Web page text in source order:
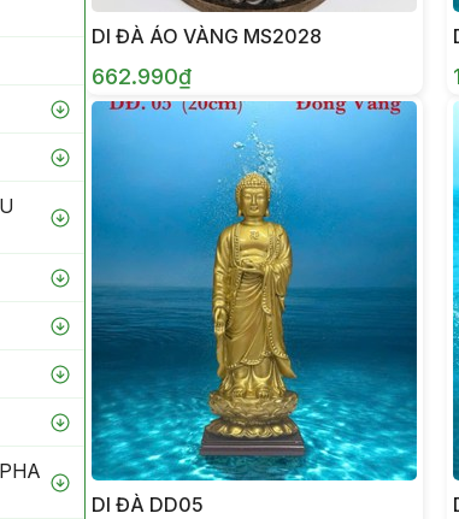
DI ĐÀ ÁO VÀNG MS2028
662.990₫
DI ĐÀ DD05